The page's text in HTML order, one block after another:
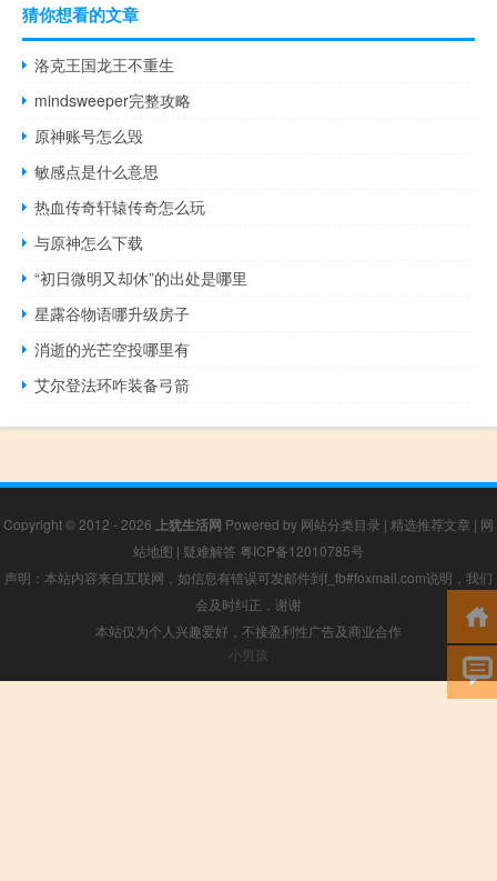
猜你想看的文章
洛克王国龙王不重生
mindsweeper完整攻略
原神账号怎么毁
敏感点是什么意思
热血传奇轩辕传奇怎么玩
与原神怎么下载
“初日微明又却休”的出处是哪里
星露谷物语哪升级房子
消逝的光芒空投哪里有
艾尔登法环咋装备弓箭
Copyright © 2012 - 2026 上犹生活网 Powered by 网站分类目录 | 精选推荐文章 | 网
站地图 | 疑难解答 粤ICP备12010785号
声明：本站内容来自互联网，如信息有错误可发邮件到f_fb#foxmail.com说明，我们
会及时纠正，谢谢
本站仅为个人兴趣爱好，不接盈利性广告及商业合作
小男孩